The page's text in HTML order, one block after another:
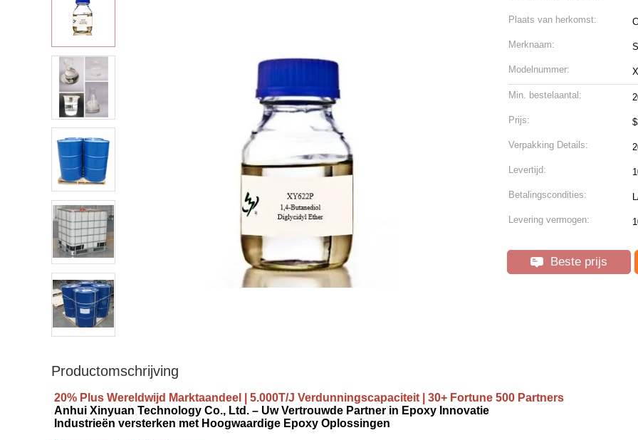
Plaats van herkomst:
Merknaam:
Modelnummer:
Min. bestelaantal:
Prijs:
Verpakking Details:
Levertijd:
Betalingscondities:
Levering vermogen:
Beste prijs
Productomschrijving
20% Plus Wereldwijd Marktaandeel | 5.000T/J Verdunningscapaciteit | 30+ Fortune 500 Partners
Anhui Xinyuan Technology Co., Ltd. – Uw Vertrouwde Partner in Epoxy Innovatie
Industrieën versterken met Hoogwaardige Epoxy Oplossingen